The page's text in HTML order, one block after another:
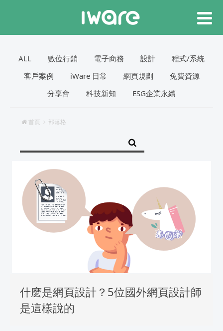
ALL 數位行銷 電子商務 設計
程式/系統
客戶案例
iWare 日常 網頁規劃
免費資源
分享會
科技新知 ESG企業永續
首頁 部落格
什麽是網頁設計？5位國外網頁設計師
是這樣說的